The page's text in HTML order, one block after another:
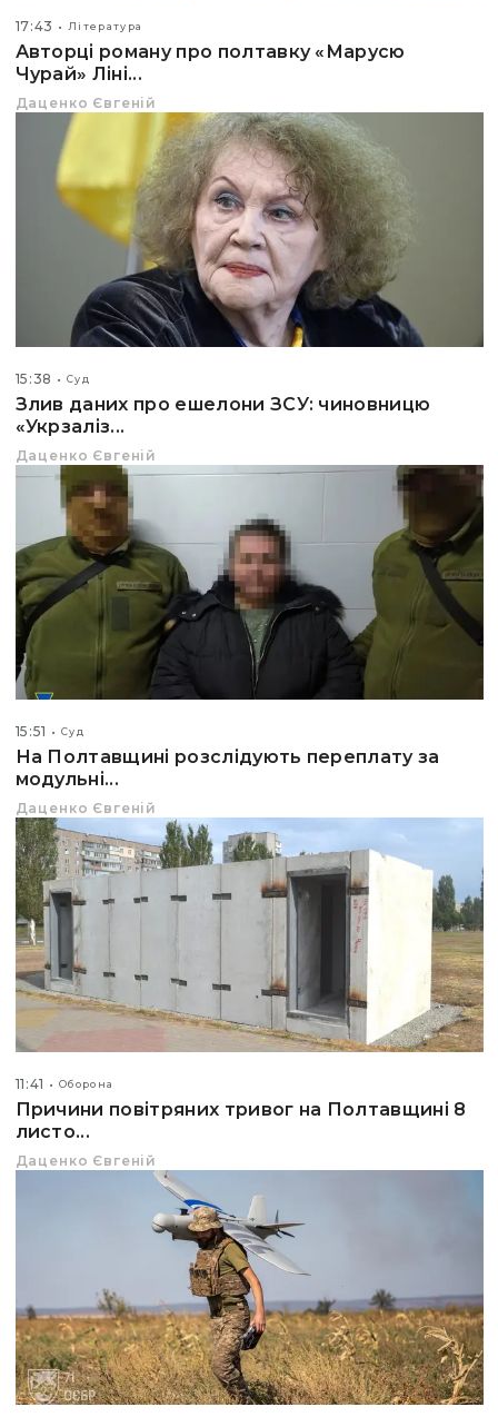
17:43 Література
Авторці роману про полтавку «Марусю
Чурай» Ліні...
Даценко Євгеній
15:38 Суд
Злив даних про ешелони ЗСУ: чиновницю
«Укрзаліз...
Даценко Євгеній
15:51 Суд
На Полтавщині розслідують переплату за
модульні...
Даценко Євгеній
11:41 Оборона
Причини повітряних тривог на Полтавщині 8
листо...
Даценко Євгеній